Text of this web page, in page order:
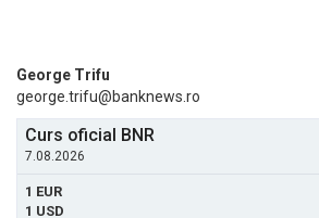
George Trifu
george.trifu@banknews.ro
Curs oficial BNR
7.08.2026
1 EUR
1 USD